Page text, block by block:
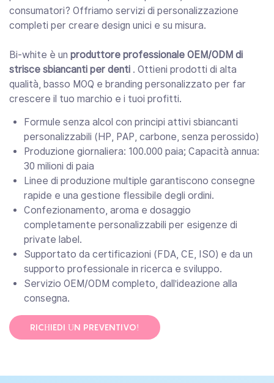
consumatori? Offriamo servizi di personalizzazione
completi per creare design unici e su misura.
Bi-white è un produttore professionale OEM/ODM di
strisce sbiancanti per denti . Ottieni prodotti di alta
qualità, basso MOQ e branding personalizzato per far
crescere il tuo marchio e i tuoi profitti.
Formule senza alcol con principi attivi sbiancanti
personalizzabili (HP, PAP, carbone, senza perossido)
Produzione giornaliera: 100.000 paia; Capacità annua:
30 milioni di paia
Linee di produzione multiple garantiscono consegne
rapide e una gestione flessibile degli ordini.
Confezionamento, aroma e dosaggio
completamente personalizzabili per esigenze di
private label.
Supportato da certificazioni (FDA, CE, ISO) e da un
supporto professionale in ricerca e sviluppo.
Servizio OEM/ODM completo, dall'ideazione alla
consegna.
RICHIEDI UN PREVENTIVO!